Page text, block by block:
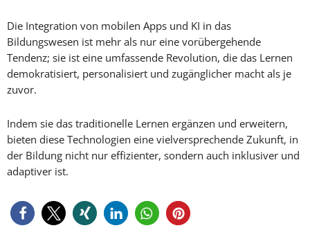
Die Integration von mobilen Apps und KI in das
Bildungswesen ist mehr als nur eine vorübergehende
Tendenz; sie ist eine umfassende Revolution, die das Lernen
demokratisiert, personalisiert und zugänglicher macht als je
zuvor.
Indem sie das traditionelle Lernen ergänzen und erweitern,
bieten diese Technologien eine vielversprechende Zukunft, in
der Bildung nicht nur effizienter, sondern auch inklusiver und
adaptiver ist.